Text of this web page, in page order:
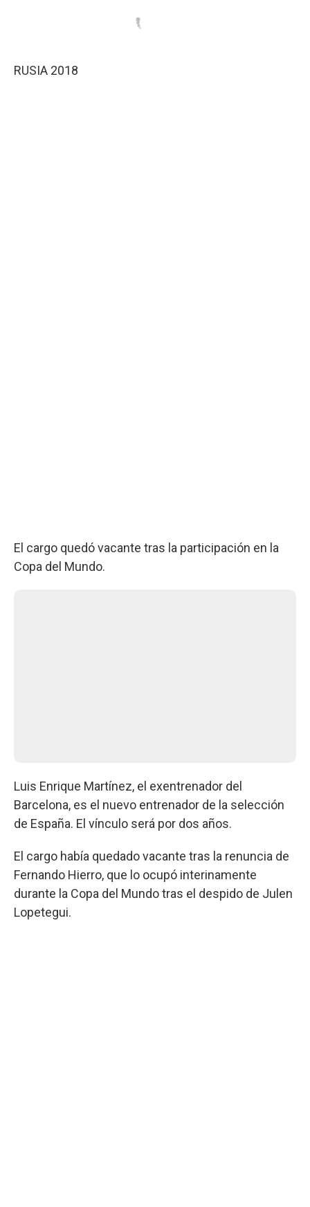
RUSIA 2018
El cargo quedó vacante tras la participación en la
Copa del Mundo.
Luis Enrique Martínez, el exentrenador del
Barcelona, es el nuevo entrenador de la selección
de España. El vínculo será por dos años.
El cargo había quedado vacante tras la renuncia de
Fernando Hierro, que lo ocupó interinamente
durante la Copa del Mundo tras el despido de Julen
Lopetegui.